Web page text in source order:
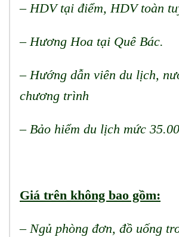
– HDV tại điểm, HDV toàn
– Hương Hoa tại Quê Bác.
– Hướng dẫn viên du lịch,
chương trình
– Bảo hiểm du lịch mức
Giá trên không bao gồm:
– Ngủ phòng đơn, đồ uống